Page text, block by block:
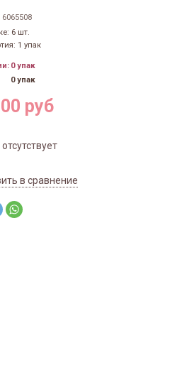
6065508
6 шт.
1 упак
0 упак
0 упак
руб
в сравнение